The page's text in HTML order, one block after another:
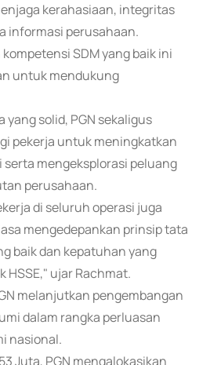
kerahasiaan, integritas
informasi perusahaan.
SDM yang baik ini
untuk mendukung
yang solid, PGN sekaligus
pekerja untuk meningkatkan
mengeksplorasi peluang
perusahaan.
di seluruh operasi juga
mengedepankan prinsip tata
baik dan kepatuhan yang
HSSE," ujar Rachmat.
melanjutkan pengembangan
dalam rangka perluasan
nasional.
Juta, PGN mengalokasikan